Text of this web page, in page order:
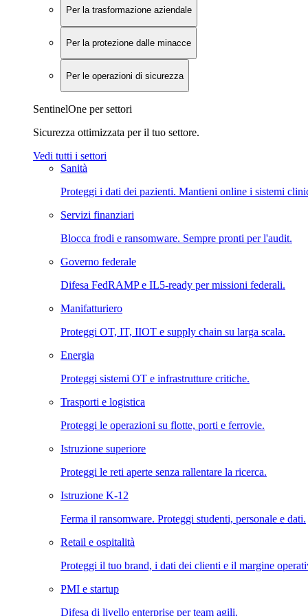
Per la trasformazione aziendale
Per la protezione dalle minacce
Per le operazioni di sicurezza
SentinelOne per settori
Sicurezza ottimizzata per il tuo settore.
Vedi tutti i settori
Sanità
Proteggi i dati dei pazienti. Mantieni online i sistemi
Servizi finanziari
Blocca frodi e ransomware. Sempre pronti per l'audit.
Governo federale
Difesa FedRAMP e IL5-ready per missioni federali.
Manifatturiero
Proteggi OT, IT, IIOT e supply chain su larga scala.
Energia
Proteggi sistemi OT e infrastrutture critiche.
Trasporti e logistica
Proteggi le operazioni su flotte, porti e ferrovie.
Istruzione superiore
Proteggi le reti aperte senza rallentare la ricerca.
Istruzione K-12
Ferma il ransomware. Proteggi studenti, personale e dati.
Retail e ospitalità
Proteggi il tuo brand, i dati dei clienti e il margine
PMI e startup
Difesa di livello enterprise per team agili.